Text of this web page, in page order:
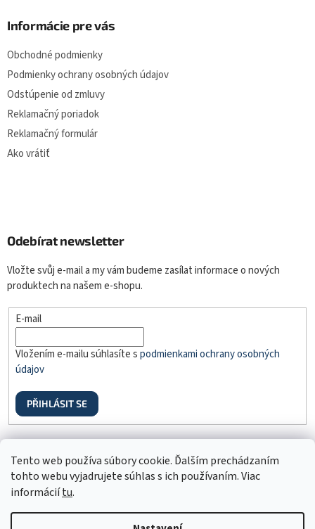
Tento web používa súbory cookie. Ďalším prechádzaním
tohto webu vyjadrujete súhlas s ich používaním. Viac
informáciítu.
Informácie pre vás
Obchodné podmienky
Podmienky ochrany osobných údajov
Odstúpenie od zmluvy
Reklamačný poriadok
Reklamačný formulár
Ako vrátiť
Odebírat newsletter
Vložte svůj e-mail a my vám budeme zasílat informace o nových
produktech na našem e-shopu.
E-mail
Vložením e-mailu súhlasíte spodmienkami ochrany osobných
údajov
PŘIHLÁSIT SE
Odstúpenie od zmluvy